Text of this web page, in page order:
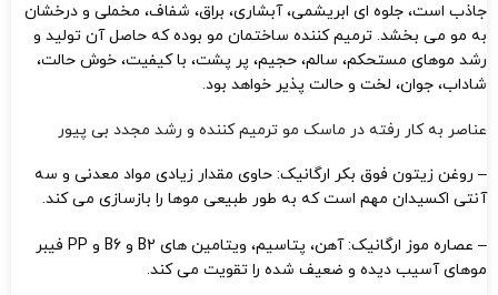
جاذب است، جلوه ای ابریشمی، آبشاری، براق، شفاف، مخملی و درخشان
به مو می بخشد. ترمیم کننده ساختمان مو بوده که حاصل آن تولید و
رشد موهای مستحکم، سالم، حجیم، پر پشت، با کیفیت، خوش حالت،
شاداب، جوان، لخت و حالت پذیر خواهد بود.
عناصر به کار رفته در ماسک مو ترمیم کننده و رشد مجدد بی پیور
– روغن زیتون فوق بکر ارگانیک: حاوی مقدار زیادی مواد معدنی و سه
آنتی اکسیدان مهم است که به طور طبیعی موها را بازسازی می کند.
– عصاره موز ارگانیک: آهن، پتاسیم، ویتامین های B2 و B6 و PP فیبر
موهای آسیب دیده و ضعیف شده را تقویت می کند.